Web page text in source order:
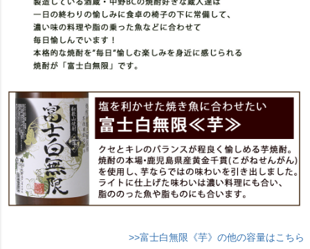
>>富士白無限《芋》の他の容量はこちら